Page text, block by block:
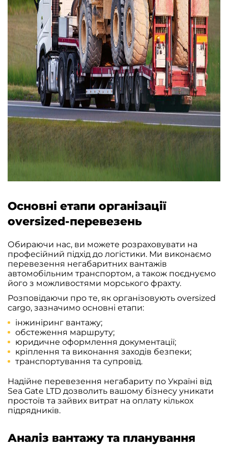
Основні етапи організації
oversized-перевезень
Обираючи нас, ви можете розраховувати на
професійний підхід до логістики. Ми виконаємо
перевезення негабаритних вантажів
автомобільним транспортом, а також поєднуємо
його з можливостями морського фрахту.
Розповідаючи про те, як організовують oversized
cargo, зазначимо основні етапи:
інжиніринг вантажу;
обстеження маршруту;
юридичне оформлення документації;
кріплення та виконання заходів безпеки;
транспортування та супровід.
Надійне перевезення негабариту по Україні від
Sea Gate LTD дозволить вашому бізнесу уникати
простоїв та зайвих витрат на оплату кількох
підрядників.
Аналіз вантажу та планування